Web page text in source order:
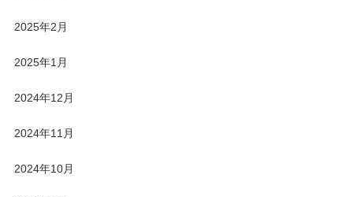
2025年2月
2025年1月
2024年12月
2024年11月
2024年10月